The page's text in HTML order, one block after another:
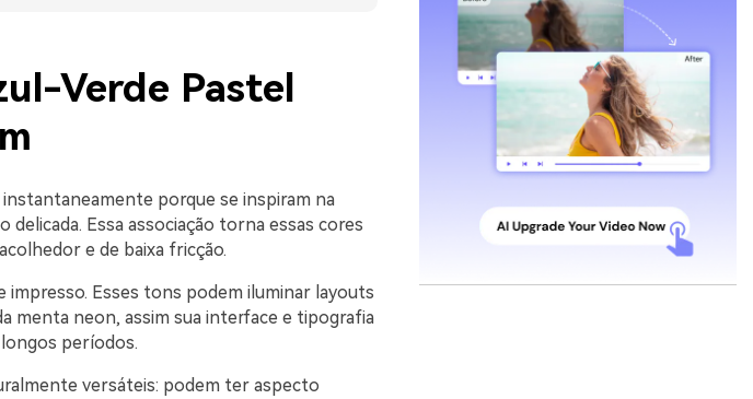
Verde Pastel
porque se inspiram na
delicada. Essa associação torna essas cores
e de baixa fricção.
impresso. Esses tons podem iluminar layouts
menta neon, assim sua interface e tipografia
períodos.
versáteis: podem ter aspecto